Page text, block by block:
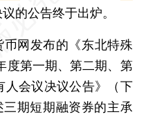
的公告终于出炉。
网发布的《东北特殊
度第一期、第二期、第
人会议决议公告》（下
三期短期融资券的主承